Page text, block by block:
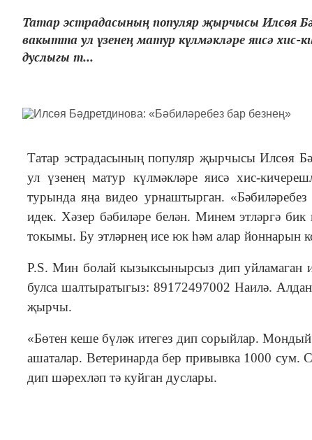
Татар эстрадасының популяр җырчысы Илсөя
вакытта ул үзенең матур күлмәкләре яисә хис-
дуслыгы т...
Татар эстрадасының популяр җырчысы Илсөя
ул үзенең матур күлмәкләре яисә хис-
турында яңа видео урнаштырган.
идек. Хәзер бәбиләре белән. Минем этләргә
токымы. Бу этләрнең исе юк һәм алар йоннарын
Р.S. Мин болай кызыксынырсыз дип уйламаган
булса шалтыратыгыз: 89172497002 Наилә.
җырчы.
«Бөтен кеше бүләк итегез дип сорыйлар.
ашаталар. Ветеринарда бер привывка 1000 сум.
дип шәрехләп тә куйган дуслары.